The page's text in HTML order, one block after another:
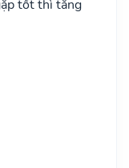
tốt thì tăng